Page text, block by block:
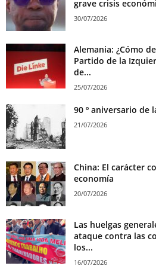
grave crisis
30/07/2026
Alemania: ¿Cómo
Partido de la
de...
25/07/2026
90 º aniversario de
21/07/2026
China: El carácter
economía
20/07/2026
Las huelgas
ataque contra las
los...
16/07/2026